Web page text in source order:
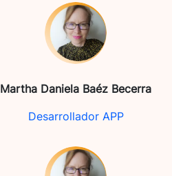
Martha Daniela Baéz Becerra
Desarrollador APP